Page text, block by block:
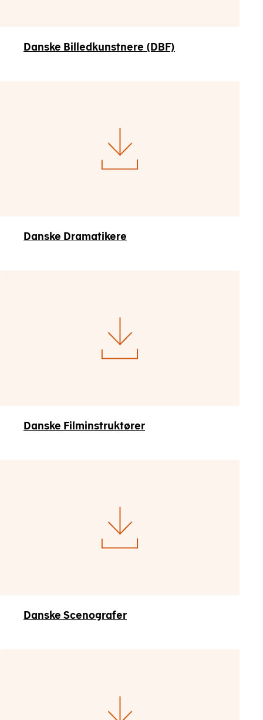
Danske Billedkunstnere (DBF)
Danske Dramatikere
Danske Filminstruktører
Danske Scenografer